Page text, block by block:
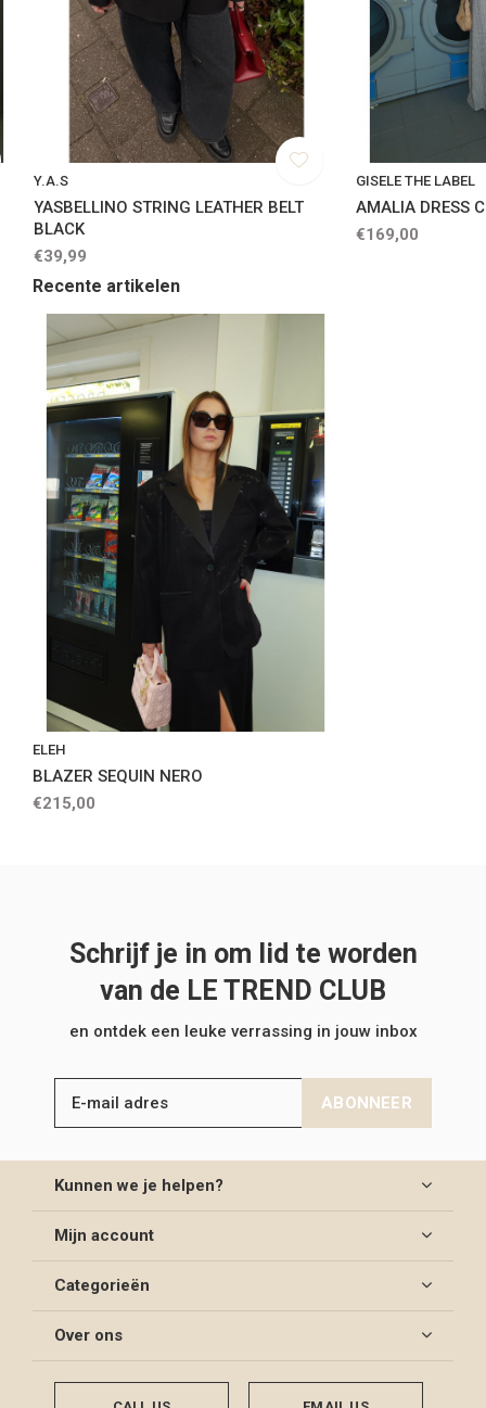
Y.A.S
YASBELLINO STRING LEATHER BELT
BLACK
€39,99
GISELE THE LABEL
AMALIA DRESS
€169,00
Recente artikelen
ELEH
BLAZER SEQUIN NERO
€215,00
Schrijf je in om lid te worden
van de LE TREND CLUB
en ontdek een leuke verrassing in jouw inbox
ABONNEER
Kunnen we je helpen?
Mijn account
Categorieën
Over ons